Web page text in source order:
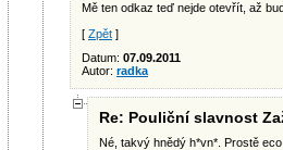
Mě ten odkaz teď nejde otevřít, až
[ Zpět ]
Datum: 07.09.2011
Autor: radka
Re: Pouliční slavnost
Né, takvý hnědý h*vn*. Prostě